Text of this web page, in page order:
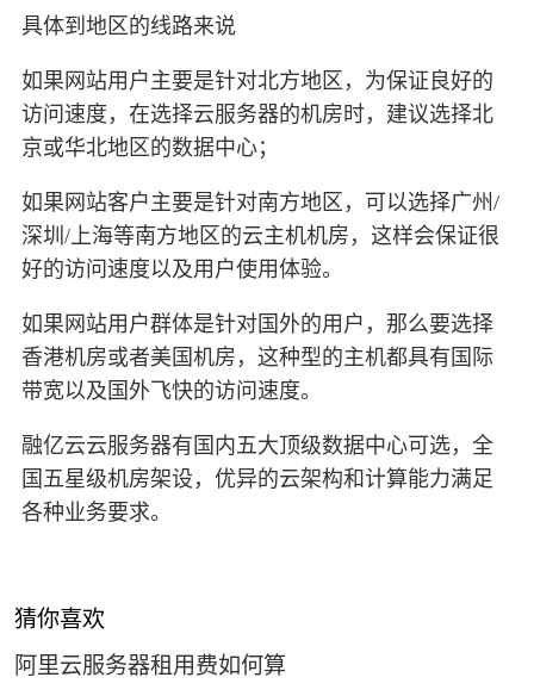
具体到地区的线路来说
如果网站用户主要是针对北方地区，为保证良好的
访问速度，在选择云服务器的机房时，建议选择北
京或华北地区的数据中心；
如果网站客户主要是针对南方地区，可以选择广州/
深圳/上海等南方地区的云主机机房，这样会保证很
好的访问速度以及用户使用体验。
如果网站用户群体是针对国外的用户，那么要选择
香港机房或者美国机房，这种型的主机都具有国际
带宽以及国外飞快的访问速度。
融亿云云服务器有国内五大顶级数据中心可选，全
国五星级机房架设，优异的云架构和计算能力满足
各种业务要求。
猜你喜欢
阿里云服务器租用费如何算